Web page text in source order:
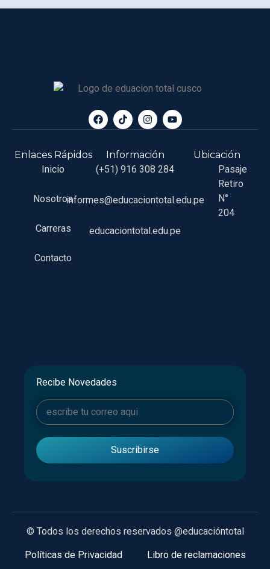
Enlaces Rápidos
Inicio
Nosotros
Carreras
Contacto
Información
(+51) 916 308 284
informes@educaciontotal.edu.pe
educaciontotal.edu.pe
Ubicación
Pasaje
Retiro
N°
204
Recibe Novedades
© Todos los derechos reservados @educacióntotal
Políticas de Privacidad Libro de reclamaciones